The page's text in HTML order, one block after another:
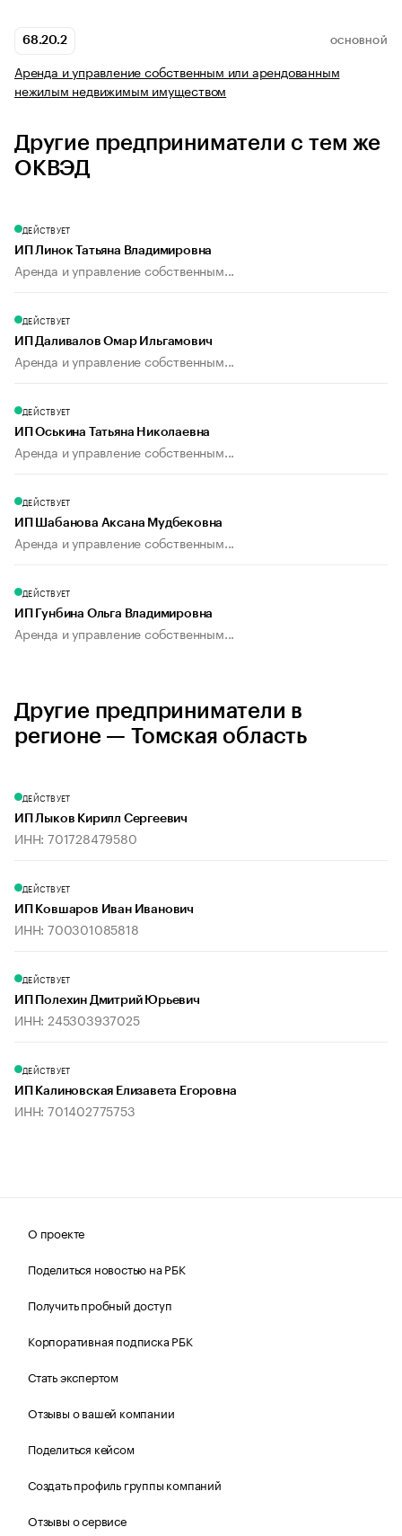
68.20.2 ОСНОВНОЙ
Аренда и управление собственным или арендованным
нежилым недвижимым имуществом
Другие предприниматели с тем же
ОКВЭД
ДЕЙСТВУЕТ
ИП Линок Татьяна Владимировна
Аренда и управление собственным...
ДЕЙСТВУЕТ
ИП Даливалов Омар Ильгамович
Аренда и управление собственным...
ДЕЙСТВУЕТ
ИП Оськина Татьяна Николаевна
Аренда и управление собственным...
ДЕЙСТВУЕТ
ИП Шабанова Аксана Мудбековна
Аренда и управление собственным...
ДЕЙСТВУЕТ
ИП Гунбина Ольга Владимировна
Аренда и управление собственным...
Другие предприниматели в
регионе — Томская область
ДЕЙСТВУЕТ
ИП Лыков Кирилл Сергеевич
ИНН: 701728479580
ДЕЙСТВУЕТ
ИП Ковшаров Иван Иванович
ИНН: 700301085818
ДЕЙСТВУЕТ
ИП Полехин Дмитрий Юрьевич
ИНН: 245303937025
ДЕЙСТВУЕТ
ИП Калиновская Елизавета Егоровна
ИНН: 701402775753
О проекте
Поделиться новостью на РБК
Получить пробный доступ
Корпоративная подписка РБК
Стать экспертом
Отзывы о вашей компании
Поделиться кейсом
Создать профиль группы компаний
Отзывы о сервисе